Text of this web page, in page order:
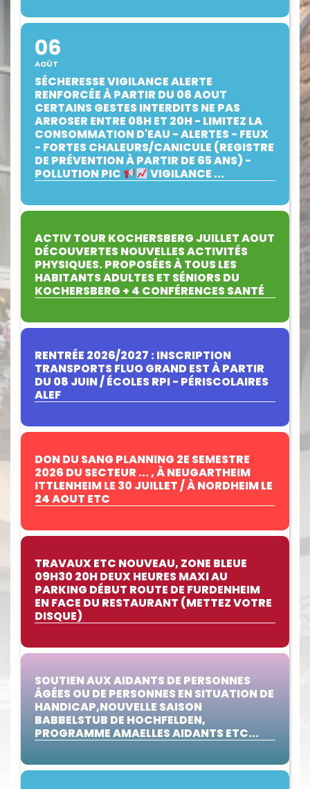
06
AOÛT
SÉCHERESSE VIGILANCE ALERTE
RENFORCÉE À PARTIR DU 06 AOUT
CERTAINS GESTES INTERDITS NE PAS
ARROSER ENTRE 08H ET 20H - LIMITEZ LA
CONSOMMATION D'EAU - ALERTES - FEUX
- FORTES CHALEURS/CANICULE (REGISTRE
DE PRÉVENTION À PARTIR DE 65 ANS) -
POLLUTION PIC
VIGILANCE ...
ACTIV TOUR KOCHERSBERG JUILLET AOUT
DÉCOUVERTES NOUVELLES ACTIVITÉS
PHYSIQUES. PROPOSÉES À TOUS LES
HABITANTS ADULTES ET SÉNIORS DU
KOCHERSBERG + 4 CONFÉRENCES SANTÉ
RENTRÉE 2026/2027 : INSCRIPTION
TRANSPORTS FLUO GRAND EST À PARTIR
DU 08 JUIN / ÉCOLES RPI - PÉRISCOLAIRES
ALEF
DON DU SANG PLANNING 2E SEMESTRE
2026 DU SECTEUR ... , À NEUGARTHEIM
ITTLENHEIM LE 30 JUILLET / À NORDHEIM LE
24 AOUT ETC
TRAVAUX ETC NOUVEAU, ZONE BLEUE
09H30 20H DEUX HEURES MAXI AU
PARKING DÉBUT ROUTE DE FURDENHEIM
EN FACE DU RESTAURANT (METTEZ VOTRE
DISQUE)
SOUTIEN AUX AIDANTS DE PERSONNES
ÂGÉES OU DE PERSONNES EN SITUATION DE
HANDICAP,NOUVELLE SAISON
BABBELSTUB DE HOCHFELDEN,
PROGRAMME AMAELLES AIDANTS ETC...